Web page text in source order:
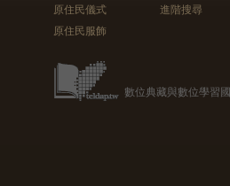
原住民儀式
原住民服飾
進階搜尋
數位典藏與數位學習